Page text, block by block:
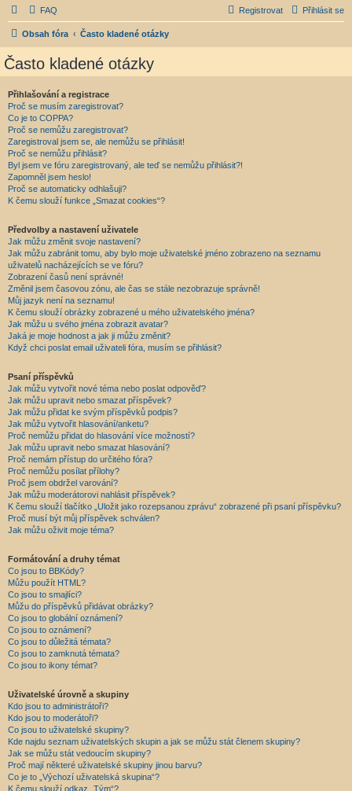
FAQ Přihlásit se
Registrovat
Obsah fóra Často kladené otázky
Často kladené otázky
Přihlašování a registrace
Proč se musím zaregistrovat?
Co je to COPPA?
Proč se nemůžu zaregistrovat?
Zaregistroval jsem se, ale nemůžu se přihlásit!
Proč se nemůžu přihlásit?
Byl jsem ve fóru zaregistrovaný, ale teď se nemůžu přihlásit?!
Zapomněl jsem heslo!
Proč se automaticky odhlašuji?
K čemu slouží funkce „Smazat cookies“?
Předvolby a nastavení uživatele
Jak můžu změnit svoje nastavení?
Jak můžu zabránit tomu, aby bylo moje uživatelské jméno zobrazeno na seznamu
uživatelů nacházejících se ve fóru?
Zobrazení časů není správné!
Změnil jsem časovou zónu, ale čas se stále nezobrazuje správně!
Můj jazyk není na seznamu!
K čemu slouží obrázky zobrazené u mého uživatelského jména?
Jak můžu u svého jména zobrazit avatar?
Jaká je moje hodnost a jak ji můžu změnit?
Když chci poslat email uživateli fóra, musím se přihlásit?
Psaní příspěvků
Jak můžu vytvořit nové téma nebo poslat odpověď?
Jak můžu upravit nebo smazat příspěvek?
Jak můžu přidat ke svým příspěvků podpis?
Jak můžu vytvořit hlasování/anketu?
Proč nemůžu přidat do hlasování více možností?
Jak můžu upravit nebo smazat hlasování?
Proč nemám přístup do určitého fóra?
Proč nemůžu posílat přílohy?
Proč jsem obdržel varování?
Jak můžu moderátorovi nahlásit příspěvek?
K čemu slouží tlačítko „Uložit jako rozepsanou zprávu“ zobrazené při psaní příspěvku?
Proč musí být můj příspěvek schválen?
Jak můžu oživit moje téma?
Formátování a druhy témat
Co jsou to BBKódy?
Můžu použít HTML?
Co jsou to smajlíci?
Můžu do příspěvků přidávat obrázky?
Co jsou to globální oznámení?
Co jsou to oznámení?
Co jsou to důležitá témata?
Co jsou to zamknutá témata?
Co jsou to ikony témat?
Uživatelské úrovně a skupiny
Kdo jsou to administrátoři?
Kdo jsou to moderátoři?
Co jsou to uživatelské skupiny?
Kde najdu seznam uživatelských skupin a jak se můžu stát členem skupiny?
Jak se můžu stát vedoucím skupiny?
Proč mají některé uživatelské skupiny jinou barvu?
Co je to „Výchozí uživatelská skupina“?
K čemu slouží odkaz „Tým“?